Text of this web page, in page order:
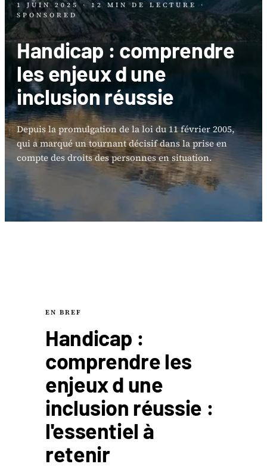
1 JUIN 2025 · 12 MIN DE LECTURE
·
SPONSORED
Handicap : comprendre
les enjeux d une
inclusion réussie
Depuis la promulgation de la loi du 11 février 2005,
qui a marqué un tournant décisif dans la prise en
compte des droits des personnes en situation.
EN BREF
Handicap :
comprendre les
enjeux d une
inclusion réussie :
l'essentiel à
retenir